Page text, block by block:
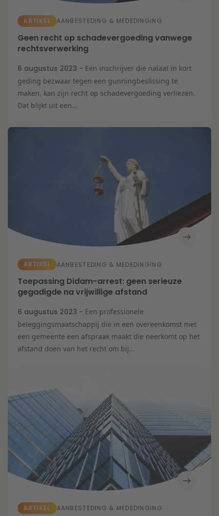
ARTIKEL AANBESTEDING & MEDEDINGING
Geen recht op schadevergoeding vanwege
rechtsverwerking
6 augustus 2023 - Een inschrijver die nalaat in kort
geding bezwaar tegen een gunningbeslissing te
maken, kan zijn recht op schadevergoeding verliezen.
Dat blijkt uit een...
ARTIKEL AANBESTEDING & MEDEDINGING
Toepassing Didam-arrest: geen serieuze
gegadigde na vrijwillige afstand
6 augustus 2023 - Een professionele
beleggingsmaatschappij die in een overeenkomst met
een gemeente een afspraak maakt die neerkomt op het
afstand doen van het recht om bij...
ARTIKEL AANBESTEDING & MEDEDINGING